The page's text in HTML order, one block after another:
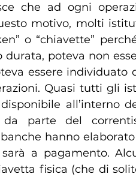
che ad ogni
motivo, molti
o “chiavette”
poteva non
essere individuato
Quasi tutti gli
all’interno
da parte del
hanno
a pagamento.
fisica (che di